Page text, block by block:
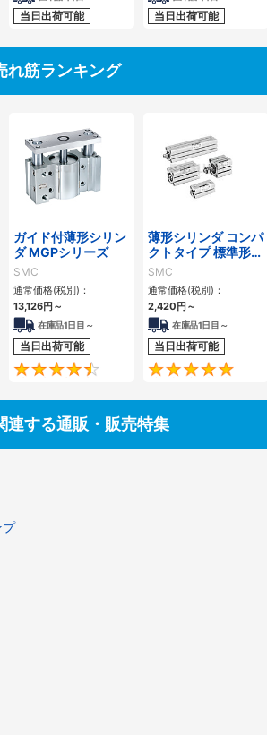
当日出荷可能 当日出荷可能
れ筋ランキング
4.5
ガイド付薄形シリン
ダ MGPシリーズ
SMC
通常価格(税別)：
13,126円～
在庫品1日目～
当日出荷可能
4.6
薄形シリンダ コンパ
クトタイプ 標準形
複動 片ロッド CQS
シリーズ
SMC
通常価格(税別)：
2,420円～
在庫品1日目～
当日出荷可能
連する通販・販売特集
プ